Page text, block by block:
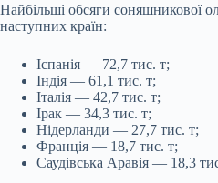
Найбільші обсяги соняшникової
наступних країн:
Іспанія — 72,7 тис. т;
Індія — 61,1 тис. т;
Італія — 42,7 тис. т;
Ірак — 34,3 тис. т;
Нідерланди — 27,7 тис. т;
Франція — 18,7 тис. т;
Саудівська Аравія — 18,3